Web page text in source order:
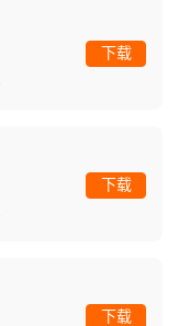
下载
下载
下载